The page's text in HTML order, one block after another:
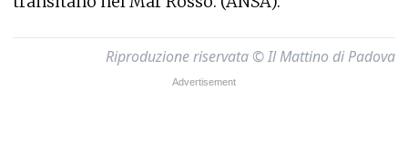
Riproduzione riservata © Il Mattino di Padova